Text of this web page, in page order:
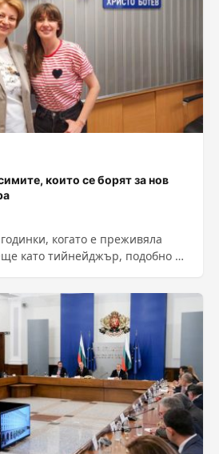
които се борят за нов
когато е преживяла
като тийнейджър, подобно и